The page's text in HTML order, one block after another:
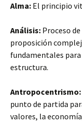
Alma: El principio
Análisis: Proceso
proposición
fundamentales
estructura.
Antropocentrismo:
punto de partida
valores, la